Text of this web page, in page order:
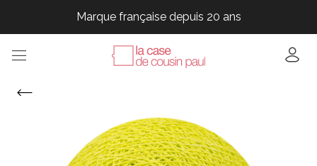
Marque française depuis 20 ans
Marque française depuis 20 ans
Marque française depuis 20 ans